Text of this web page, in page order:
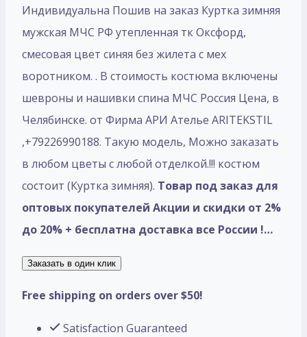
Индивидуальна Пошив на заказ Куртка зимняя
мужская МЧС РФ утепленная тк Оксфорд,
смесовая цвет синяя без жилета с мех
воротником. . В стоимость костюма включены
шевроны и нашивки спина МЧС Россия Цена, в
Челябинске. от Фирма АРИ Ателье ARITEKSTIL
,+79226990188. Такую модель, Mожно заказать
в любом цветы с любой отделкой.!!! костюм
состоит (Куртка зимняя). Товар под заказ для
оптовых покупателей Акции и скидки от 2%
до 20% + бесплатна доставка все России !…
Заказать в один клик
Free shipping on orders over $50!
Satisfaction Guaranteed